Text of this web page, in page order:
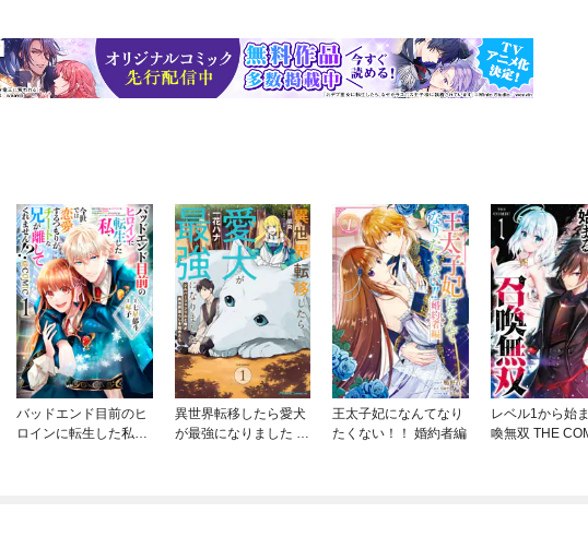
バッドエンド目前のヒ
ロインに転生した私、
異世界転移したら愛犬
が最強になりました ～
王太子妃になんてなり
たくない！！ 婚約者編
レベル1から始
喚無双 THE